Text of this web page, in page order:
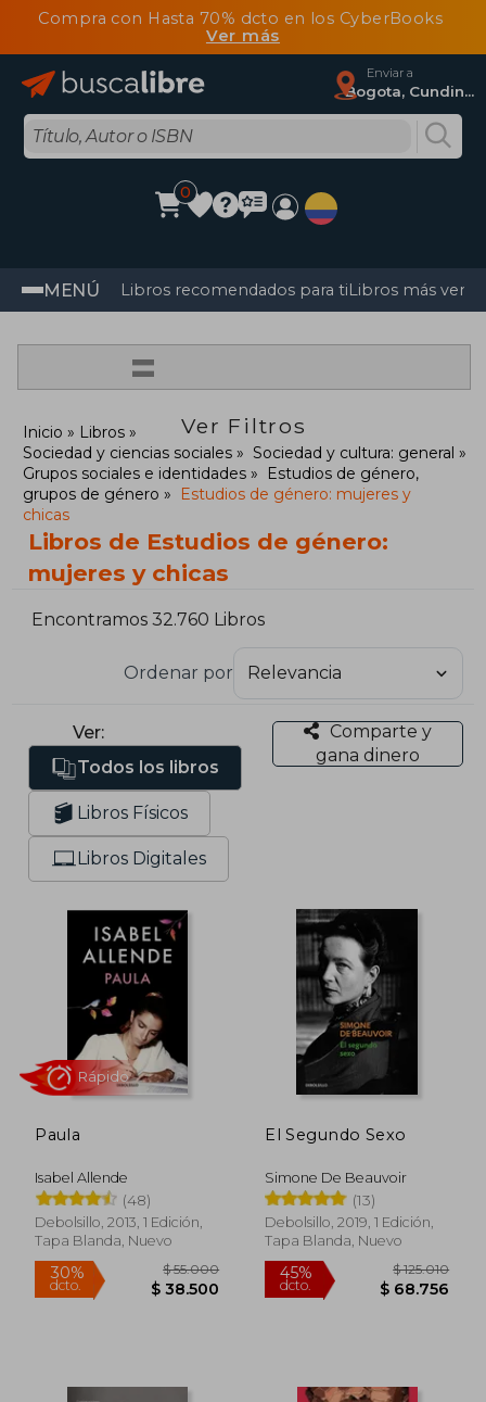
Compra con Hasta 70% dcto en los CyberBooks
Ver más
Enviar a
Bogota, Cundinamarca
0
MENÚ Libros recomendados para tiLibros más
=
Ver Filtros
Inicio
Libros
Sociedad y ciencias sociales
Sociedad y cultura: general
Grupos sociales e identidades
Estudios de género,
grupos de género
Estudios de género: mujeres y
chicas
Libros de Estudios de género:
mujeres y chicas
Encontramos 32.760 Libros
Ordenar por
Ver:
Todos los libros
Libros Físicos
Libros Digitales
Comparte y
gana dinero
Paula
Isabel Allende
(48)
Debolsillo, 2013, 1 Edición,
Tapa Blanda, Nuevo
Rápido
El Segundo Sexo
Simone De Beauvoir
(13)
Debolsillo, 2019, 1 Edición,
Tapa Blanda, Nuevo